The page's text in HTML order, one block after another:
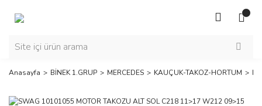
Anasayfa BİNEK 1.GRUP MERCEDES KAUÇUK-TAKOZ-HORTUM